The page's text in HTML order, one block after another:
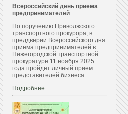
Всероссийский день приема
предпринимателей
По поручению Приволжского
транспортного прокурора, в
преддверии Всероссийского дня
приема предпринимателей в
Нижегородской транспортной
прокуратуре 11 ноября 2025
года пройдет личный прием
представителей бизнеса.
Подробнее